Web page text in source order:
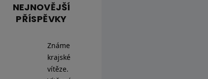
NEJNOVĚJŠÍ
PŘÍSPĚVKY
Známe
krajské
vítěze.